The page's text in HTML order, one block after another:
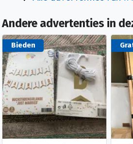
Andere advertenties in
Bieden